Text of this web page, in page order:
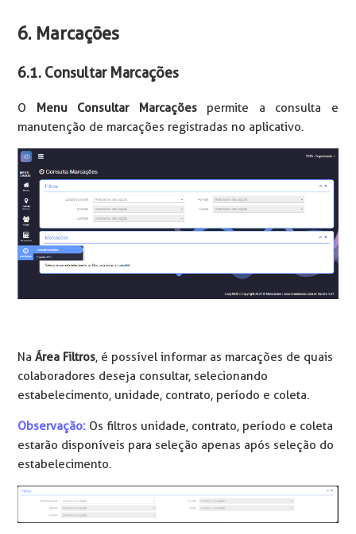
6. Marcações
6.1. Consultar Marcações
O Menu Consultar Marcaçõespermite a consulta e
manutenção de marcações registradas no aplicativo.
NaÁrea Filtros, é possível informar as marcações de quais
colaboradores deseja consultar, selecionando
estabelecimento, unidade, contrato, período e coleta.
Observação: Os filtros unidade, contrato, período e coleta
estarão disponíveis para seleção apenas após seleção do
estabelecimento.